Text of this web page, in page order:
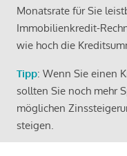
Monatsrate für Sie
Immobilienkredit-
wie hoch die
Tipp: Wenn Sie einen
sollten Sie noch mehr
möglichen
steigen.